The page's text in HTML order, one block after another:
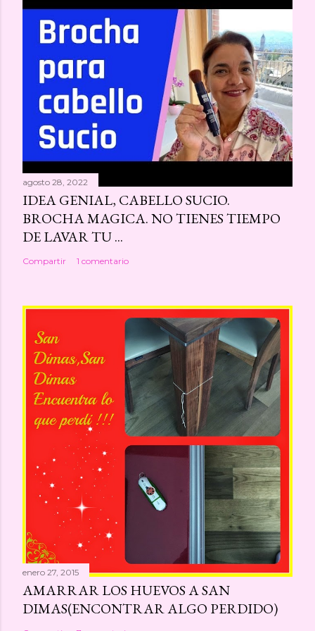
agosto 28, 2022
IDEA GENIAL, CABELLO SUCIO.
BROCHA MAGICA. NO TIENES TIEMPO
DE LAVAR TU ...
Compartir 1 comentario
enero 27, 2015
AMARRAR LOS HUEVOS A SAN
DIMAS(ENCONTRAR ALGO PERDIDO)